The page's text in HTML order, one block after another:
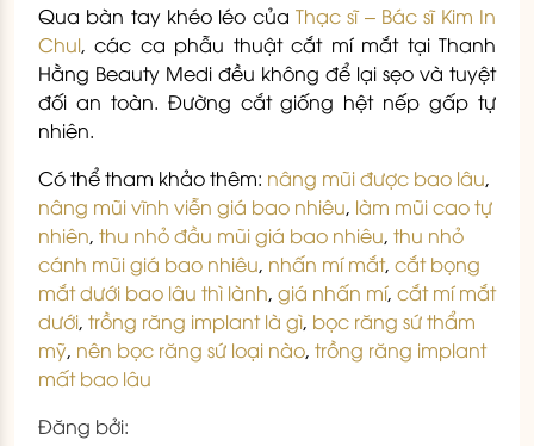
Qua bàn tay khéo léo của Thạc sĩ – Bác sĩ Kim In
Chul, các ca phẫu thuật cắt mí mắt tại Thanh
Hằng Beauty Medi đều không để lại sẹo và tuyệt
đối an toàn. Đường cắt giống hệt nếp gấp tự
nhiên.
Có thể tham khảo thêm: nâng mũi được bao lâu,
nâng mũi vĩnh viễn giá bao nhiêu, làm mũi cao tự
nhiên, thu nhỏ đầu mũi giá bao nhiêu, thu nhỏ
cánh mũi giá bao nhiêu, nhấn mí mắt, cắt bọng
mắt dưới bao lâu thì lành, giá nhấn mí, cắt mí mắt
dưới, trồng răng implant là gì, bọc răng sứ thẩm
mỹ, nên bọc răng sứ loại nào, trồng răng implant
mất bao lâu
Đăng bởi: